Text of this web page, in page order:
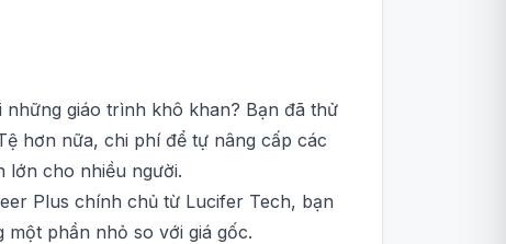
giáo trình khô khan? Bạn đã thử
hơn nữa, chi phí để tự nâng cấp các
lớn cho nhiều người.
Plus chính chủ từ Lucifer Tech, bạn
phần nhỏ so với giá gốc.